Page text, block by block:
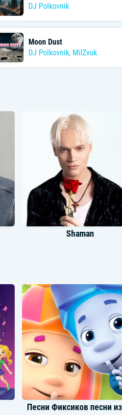
DJ Polkovnik
Moon Dust
DJ Polkovnik, MilZvuk
Shaman
Мохито